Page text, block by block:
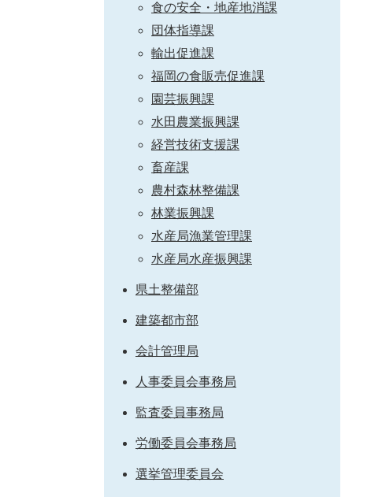
食の安全・地産地消課
団体指導課
輸出促進課
福岡の食販売促進課
園芸振興課
水田農業振興課
経営技術支援課
畜産課
農村森林整備課
林業振興課
水産局漁業管理課
水産局水産振興課
県土整備部
建築都市部
会計管理局
人事委員会事務局
監査委員事務局
労働委員会事務局
選挙管理委員会